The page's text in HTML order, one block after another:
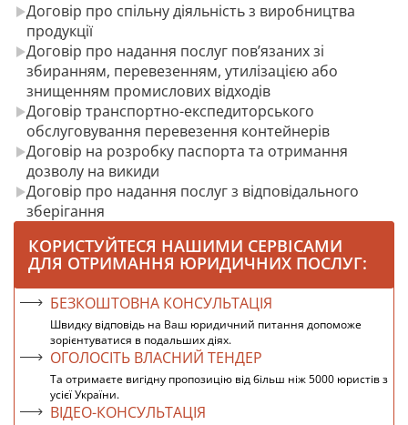
Договір про спільну діяльність з виробництва
продукції
Договір про надання послуг пов’язаних зі
збиранням, перевезенням, утилізацією або
знищенням промислових відходів
Договір транспортно-експедиторського
обслуговування перевезення контейнерів
Договір на розробку паспорта та отримання
дозволу на викиди
Договір про надання послуг з відповідального
зберігання
КОРИСТУЙТЕСЯ НАШИМИ СЕРВІСАМИ
ДЛЯ ОТРИМАННЯ ЮРИДИЧНИХ ПОСЛУГ:
БЕЗКОШТОВНА КОНСУЛЬТАЦІЯ
Швидку відповідь на Ваш юридичний питання допоможе
зорієнтуватися в подальших діях.
ОГОЛОСІТЬ ВЛАСНИЙ ТЕНДЕР
Та отримаєте вигідну пропозицію від більш ніж 5000 юристів з
усієї України.
ВІДЕО-КОНСУЛЬТАЦІЯ